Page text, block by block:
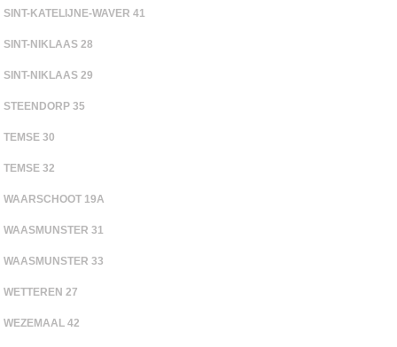
SINT-KATELIJNE-WAVER 41
SINT-NIKLAAS 28
SINT-NIKLAAS 29
STEENDORP 35
TEMSE 30
TEMSE 32
WAARSCHOOT 19A
WAASMUNSTER 31
WAASMUNSTER 33
WETTEREN 27
WEZEMAAL 42